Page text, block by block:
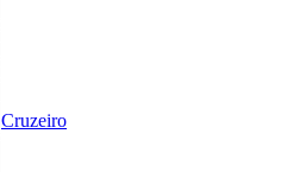
Cruzeiro